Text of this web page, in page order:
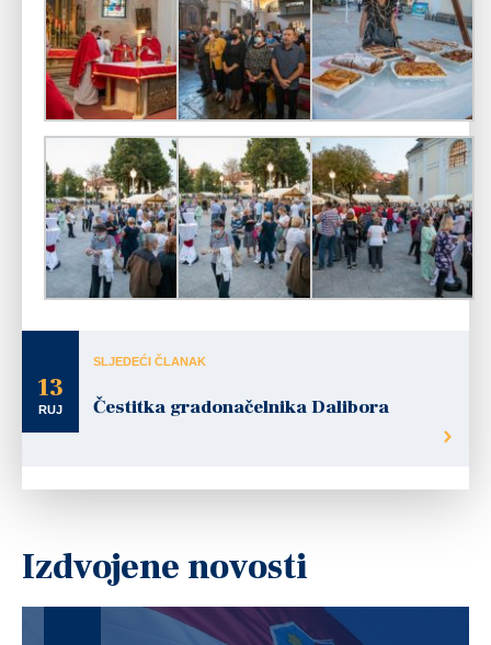
13
RUJ
SLJEDEĆI ČLANAK
Čestitka gradonačelnika Dalibora
Izdvojene novosti